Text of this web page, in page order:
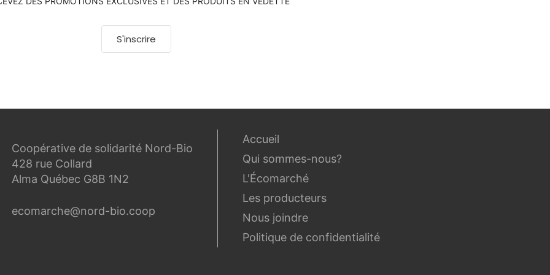
S'inscrire
Coopérative de solidarité Nord-Bio
428 rue Collard
Alma Québec G8B 1N2
ecomarche@nord-bio.coop
Accueil
Qui sommes-nous?
L'Écomarché
Les producteurs
Nous joindre
Politique de confidentialité